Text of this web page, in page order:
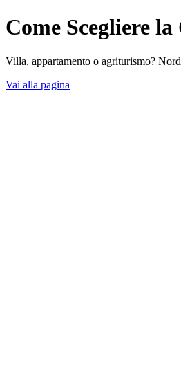
Come Scegliere
Villa, appartamento o agriturismo?
Vai alla pagina